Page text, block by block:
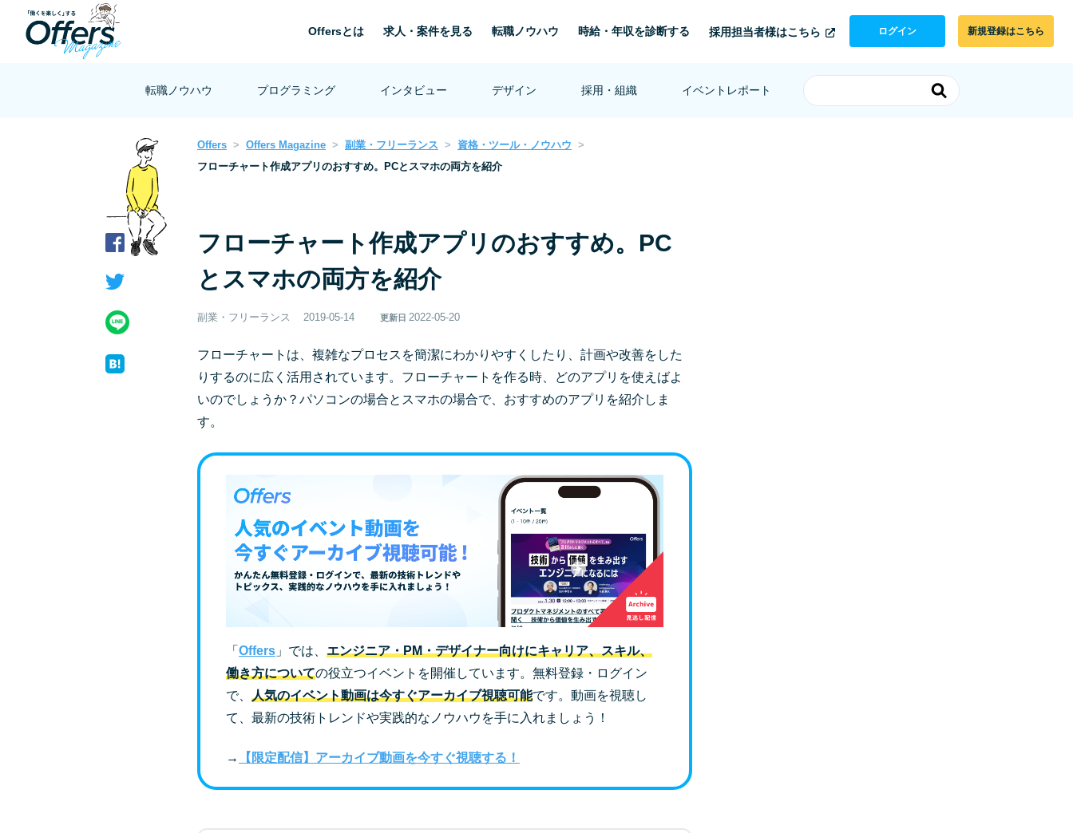
Offersとは 求人・案件を見る 転職ノウハウ 時給・年収を診断する 採用担当者様はこちら ログイン 新規登録はこちら
転職ノウハウ プログラミング インタビュー デザイン 採用・組織 イベントレポート
Offers Offers Magazine 副業・フリーランス
資格・ツール・ノウハウ
フローチャート作成アプリのおすすめ。PCとスマホの両方を紹介
フローチャート作成アプリのおすすめ。PC
とスマホの両方を紹介
副業・フリーランス 2019-05-14 更新日 2022-05-20
フローチャートは、複雑なプロセスを簡潔にわかりやすくしたり、計画や改善をした
りするのに広く活用されています。フローチャートを作る時、どのアプリを使えばよ
いのでしょうか？パソコンの場合とスマホの場合で、おすすめのアプリを紹介しま
す。
「 Offers 」では、 エンジニア・PM・デザイナー向けにキャリア、スキル、
働き方についての役立つイベントを開催しています。無料登録・ログイン
で、 人気のイベント動画は今すぐアーカイブ視聴可能です。動画を視聴し
て、最新の技術トレンドや実践的なノウハウを手に入れましょう！
→ 【限定配信】アーカイブ動画を今すぐ視聴する！